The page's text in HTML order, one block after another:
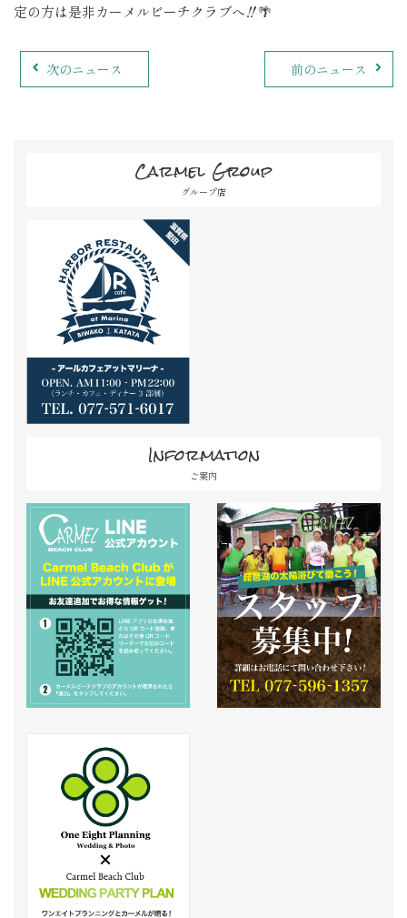
定の方は是非カーメルビーチクラブへ‼️🌴
次のニュース 前のニュース
Carmel Group
グループ店
Information
ご案内